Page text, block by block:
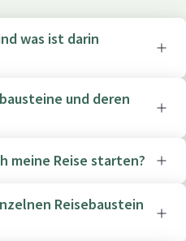
was ist darin
und deren
meine Reise starten?
Reisebaustein